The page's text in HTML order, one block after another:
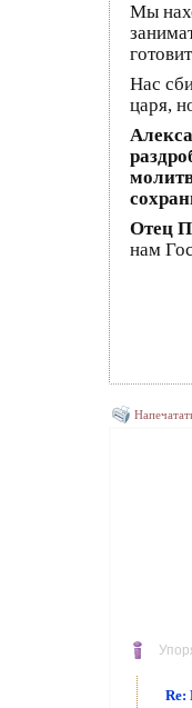
Мы
Нас
царя,
Отец
нам
Re: